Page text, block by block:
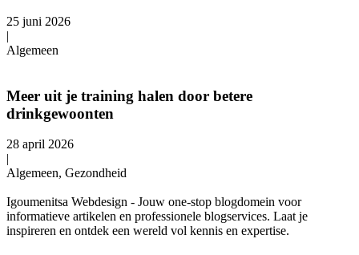
25 juni 2026
|
Algemeen
Meer uit je training halen door betere
drinkgewoonten
28 april 2026
Algemeen, Gezondheid
Igoumenitsa Webdesign - Jouw one-stop blogdomein voor
informatieve artikelen en professionele blogservices. Laat je
inspireren en ontdek een wereld vol kennis en expertise.